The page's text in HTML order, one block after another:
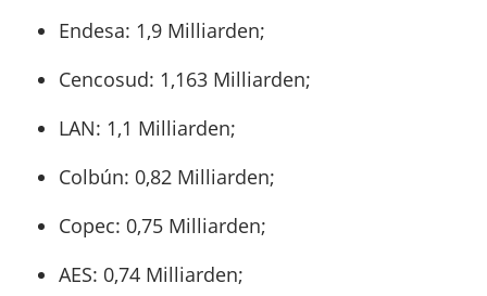
Endesa: 1,9 Milliarden;
Cencosud: 1,163 Milliarden;
LAN: 1,1 Milliarden;
Colbún: 0,82 Milliarden;
Copec: 0,75 Milliarden;
AES: 0,74 Milliarden;